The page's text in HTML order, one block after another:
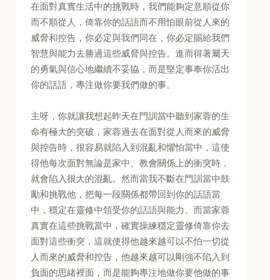
在面對真實生活中的挑戰時，我們能夠定意順從你
而不順從人，倚靠你的話語而不用怕眼前從人來的
威脅和控告，你必定與我們同在，你必定賜給我們
智慧與能力去勝過這些威脅與控告。進而得著屬天
的勇氣與信心地繼續不妥協，而是堅定事奉你活出
你的話語，專注做你要我們做的事。
主呀，你就讓我想起昨天在門訓當中聽到家蓉的生
命有極大的突破，家蓉過去在面對從人而來的威脅
與控告時，很容易就陷入到混亂和懼怕當中，這使
得他每次面對無論是家中、教會關係上的衝突時，
就會陷入很大的混亂。然而當我不斷在門訓當中鼓
勵和挑戰他，把每一段關係都帶回到你的話語當
中，穩定在靈修中領受你的話語與能力。而當家蓉
真實在這些挑戰當中，確實操練穩定靈修倚靠你去
面對這些衝突，這就使得他越來越可以不怕一切從
人而來的威脅和控告，他越來越可以剛強不陷入到
負面的思緒裡面，而是能夠專注地做你要他做的事